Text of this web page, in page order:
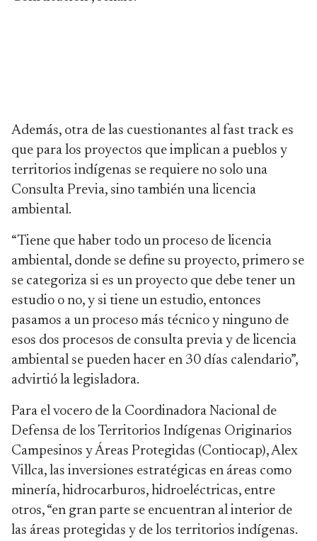
Además, otra de las cuestionantes al fast track es
que para los proyectos que implican a pueblos y
territorios indígenas se requiere no solo una
Consulta Previa, sino también una licencia
ambiental.
“Tiene que haber todo un proceso de licencia
ambiental, donde se define su proyecto, primero se
se categoriza si es un proyecto que debe tener un
estudio o no, y si tiene un estudio, entonces
pasamos a un proceso más técnico y ninguno de
esos dos procesos de consulta previa y de licencia
ambiental se pueden hacer en 30 días calendario”,
advirtió la legisladora.
Para el vocero de la Coordinadora Nacional de
Defensa de los Territorios Indígenas Originarios
Campesinos y Áreas Protegidas (Contiocap), Alex
Villca, las inversiones estratégicas en áreas como
minería, hidrocarburos, hidroeléctricas, entre
otros, “en gran parte se encuentran al interior de
las áreas protegidas y de los territorios indígenas.